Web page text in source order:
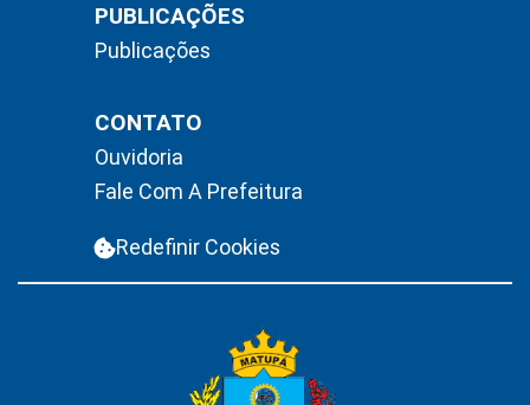
PUBLICAÇÕES
Publicações
CONTATO
Ouvidoria
Fale Com A Prefeitura
Redefinir Cookies